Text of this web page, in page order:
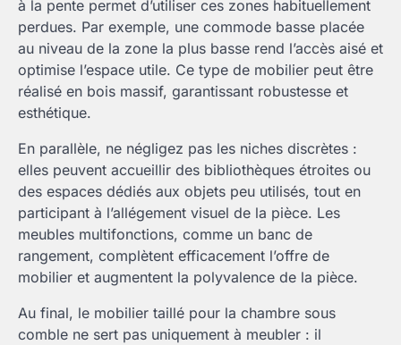
à la pente permet d’utiliser ces zones habituellement
perdues. Par exemple, une commode basse placée
au niveau de la zone la plus basse rend l’accès aisé et
optimise l’espace utile. Ce type de mobilier peut être
réalisé en bois massif, garantissant robustesse et
esthétique.
En parallèle, ne négligez pas les niches discrètes :
elles peuvent accueillir des bibliothèques étroites ou
des espaces dédiés aux objets peu utilisés, tout en
participant à l’allégement visuel de la pièce. Les
meubles multifonctions, comme un banc de
rangement, complètent efficacement l’offre de
mobilier et augmentent la polyvalence de la pièce.
Au final, le mobilier taillé pour la chambre sous
comble ne sert pas uniquement à meubler : il